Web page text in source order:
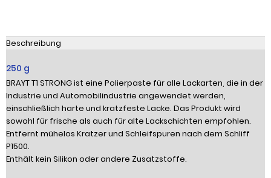
Beschreibung
250 g
BRAYT T1 STRONG ist eine Polierpaste für alle Lackarten, die in der
Industrie und Automobilindustrie angewendet werden,
einschließlich harte und kratzfeste Lacke. Das Produkt wird
sowohl für frische als auch für alte Lackschichten empfohlen.
Entfernt mühelos Kratzer und Schleifspuren nach dem Schliff
P1500.
Enthält kein Silikon oder andere Zusatzstoffe.